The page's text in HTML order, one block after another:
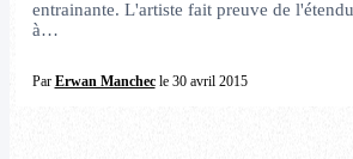
entrainante. L'artiste fait preuve de
à…
Par Erwan Manchecle 30 avril 2015